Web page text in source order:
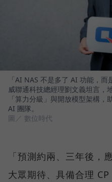
「AI NAS 不是多了 AI 功能，而
威聯通科技總經理劉文義坦言，
「算力分級」與開放模型架構
AI 團隊。
圖／ 數位時代
「預測約兩、三年後，
大眾期待、具備合理